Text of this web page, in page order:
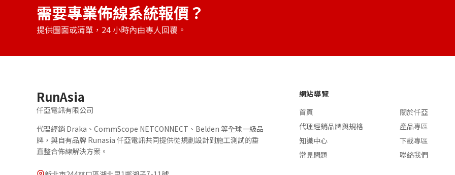
需要專業佈線系統報價？
提供圖面或清單，24 小時內由專人回覆。
RunAsia
仟亞電訊有限公司
代理經銷 Draka、CommScope NETCONNECT、Belden 等全球一級品
牌，與自有品牌 Runasia 仟亞電訊共同提供從規劃設計到施工測試的垂
直整合佈線解決方案。
網站導覽
首頁
關於仟亞
代理經銷品牌與規格
產品專區
知識中心
下載專區
常見問題
聯絡我們